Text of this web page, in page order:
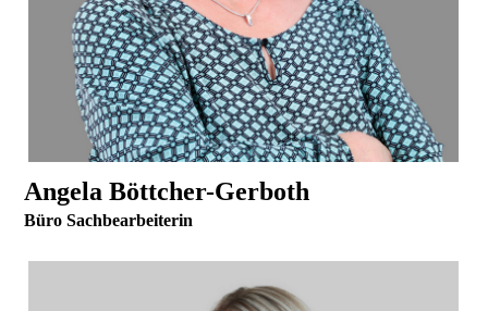
Angela Böttcher-Gerboth
Büro Sachbearbeiterin